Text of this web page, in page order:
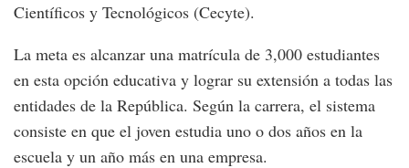
Científicos y Tecnológicos (Cecyte).
La meta es alcanzar una matrícula de 3,000 estudiantes
en esta opción educativa y lograr su extensión a todas las
entidades de la República. Según la carrera, el sistema
consiste en que el joven estudia uno o dos años en la
escuela y un año más en una empresa.